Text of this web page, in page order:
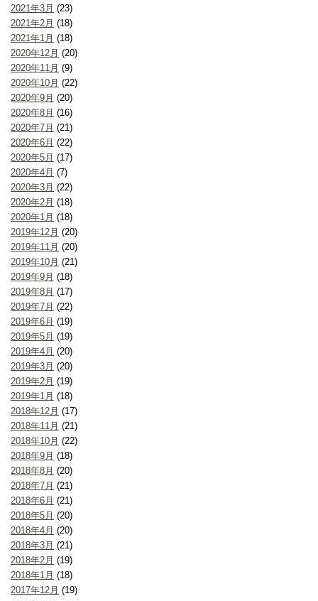
2021年3月 (23)
2021年2月 (18)
2021年1月 (18)
2020年12月 (20)
2020年11月 (9)
2020年10月 (22)
2020年9月 (20)
2020年8月 (16)
2020年7月 (21)
2020年6月 (22)
2020年5月 (17)
2020年4月 (7)
2020年3月 (22)
2020年2月 (18)
2020年1月 (18)
2019年12月 (20)
2019年11月 (20)
2019年10月 (21)
2019年9月 (18)
2019年8月 (17)
2019年7月 (22)
2019年6月 (19)
2019年5月 (19)
2019年4月 (20)
2019年3月 (20)
2019年2月 (19)
2019年1月 (18)
2018年12月 (17)
2018年11月 (21)
2018年10月 (22)
2018年9月 (18)
2018年8月 (20)
2018年7月 (21)
2018年6月 (21)
2018年5月 (20)
2018年4月 (20)
2018年3月 (21)
2018年2月 (19)
2018年1月 (18)
2017年12月 (19)